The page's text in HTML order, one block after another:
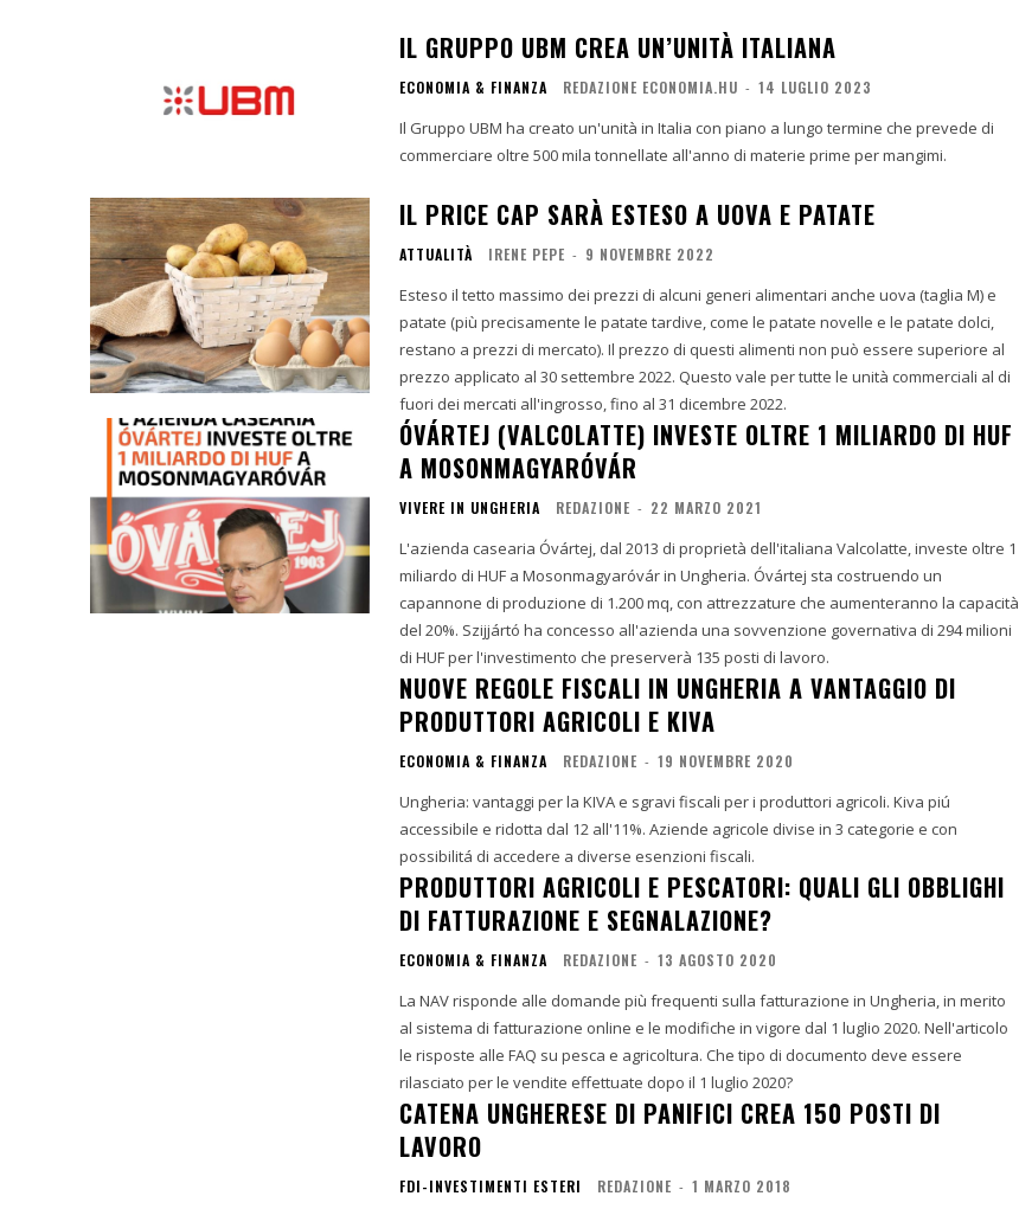
IL GRUPPO UBM CREA UN’UNITÀ ITALIANA
ECONOMIA & FINANZA REDAZIONE ECONOMIA.HU - 14 LUGLIO 2023
Il Gruppo UBM ha creato un'unità in Italia con piano a lungo termine che prevede di
commerciare oltre 500 mila tonnellate all'anno di materie prime per mangimi.
IL PRICE CAP SARÀ ESTESO A UOVA E PATATE
ATTUALITÀ IRENE PEPE - 9 NOVEMBRE 2022
Esteso il tetto massimo dei prezzi di alcuni generi alimentari anche uova (taglia M) e
patate (più precisamente le patate tardive, come le patate novelle e le patate dolci,
restano a prezzi di mercato). Il prezzo di questi alimenti non può essere superiore al
prezzo applicato al 30 settembre 2022. Questo vale per tutte le unità commerciali al di
fuori dei mercati all'ingrosso, fino al 31 dicembre 2022.
ÓVÁRTEJ (VALCOLATTE) INVESTE OLTRE 1 MILIARDO DI HUF
A MOSONMAGYARÓVÁR
VIVERE IN UNGHERIA REDAZIONE - 22 MARZO 2021
L'azienda casearia Óvártej, dal 2013 di proprietà dell'italiana Valcolatte, investe oltre 1
miliardo di HUF a Mosonmagyaróvár in Ungheria. Óvártej sta costruendo un
capannone di produzione di 1.200 mq, con attrezzature che aumenteranno la capacità
del 20%. Szijjártó ha concesso all'azienda una sovvenzione governativa di 294 milioni
di HUF per l'investimento che preserverà 135 posti di lavoro.
NUOVE REGOLE FISCALI IN UNGHERIA A VANTAGGIO DI
PRODUTTORI AGRICOLI E KIVA
ECONOMIA & FINANZA REDAZIONE - 19 NOVEMBRE 2020
Ungheria: vantaggi per la KIVA e sgravi fiscali per i produttori agricoli. Kiva piú
accessibile e ridotta dal 12 all'11%. Aziende agricole divise in 3 categorie e con
possibilitá di accedere a diverse esenzioni fiscali.
PRODUTTORI AGRICOLI E PESCATORI: QUALI GLI OBBLIGHI
DI FATTURAZIONE E SEGNALAZIONE?
ECONOMIA & FINANZA REDAZIONE - 13 AGOSTO 2020
La NAV risponde alle domande più frequenti sulla fatturazione in Ungheria, in merito
al sistema di fatturazione online e le modifiche in vigore dal 1 luglio 2020. Nell'articolo
le risposte alle FAQ su pesca e agricoltura. Che tipo di documento deve essere
rilasciato per le vendite effettuate dopo il 1 luglio 2020?
CATENA UNGHERESE DI PANIFICI CREA 150 POSTI DI
LAVORO
FDI-INVESTIMENTI ESTERI REDAZIONE - 1 MARZO 2018